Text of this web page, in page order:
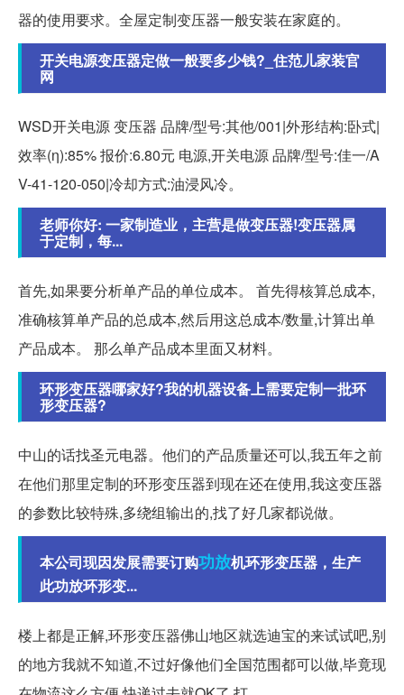
器的使用要求。全屋定制变压器一般安装在家庭的。
开关电源变压器定做一般要多少钱?_住范儿家装官
网
WSD开关电源 变压器 品牌/型号:其他/001|外形结构:卧式|
效率(η):85% 报价:6.80元 电源,开关电源 品牌/型号:佳一/A
V-41-120-050|冷却方式:油浸风冷。
老师你好: 一家制造业，主营是做变压器!变压器属
于定制，每...
首先,如果要分析单产品的单位成本。 首先得核算总成本,
准确核算单产品的总成本,然后用这总成本/数量,计算出单
产品成本。 那么单产品成本里面又材料。
环形变压器哪家好?我的机器设备上需要定制一批环
形变压器?
中山的话找圣元电器。他们的产品质量还可以,我五年之前
在他们那里定制的环形变压器到现在还在使用,我这变压器
的参数比较特殊,多绕组输出的,找了好几家都说做。
本公司现因发展需要订购功放机环形变压器，生产
此功放环形变...
楼上都是正解,环形变压器佛山地区就选迪宝的来试试吧,别
的地方我就不知道,不过好像他们全国范围都可以做,毕竟现